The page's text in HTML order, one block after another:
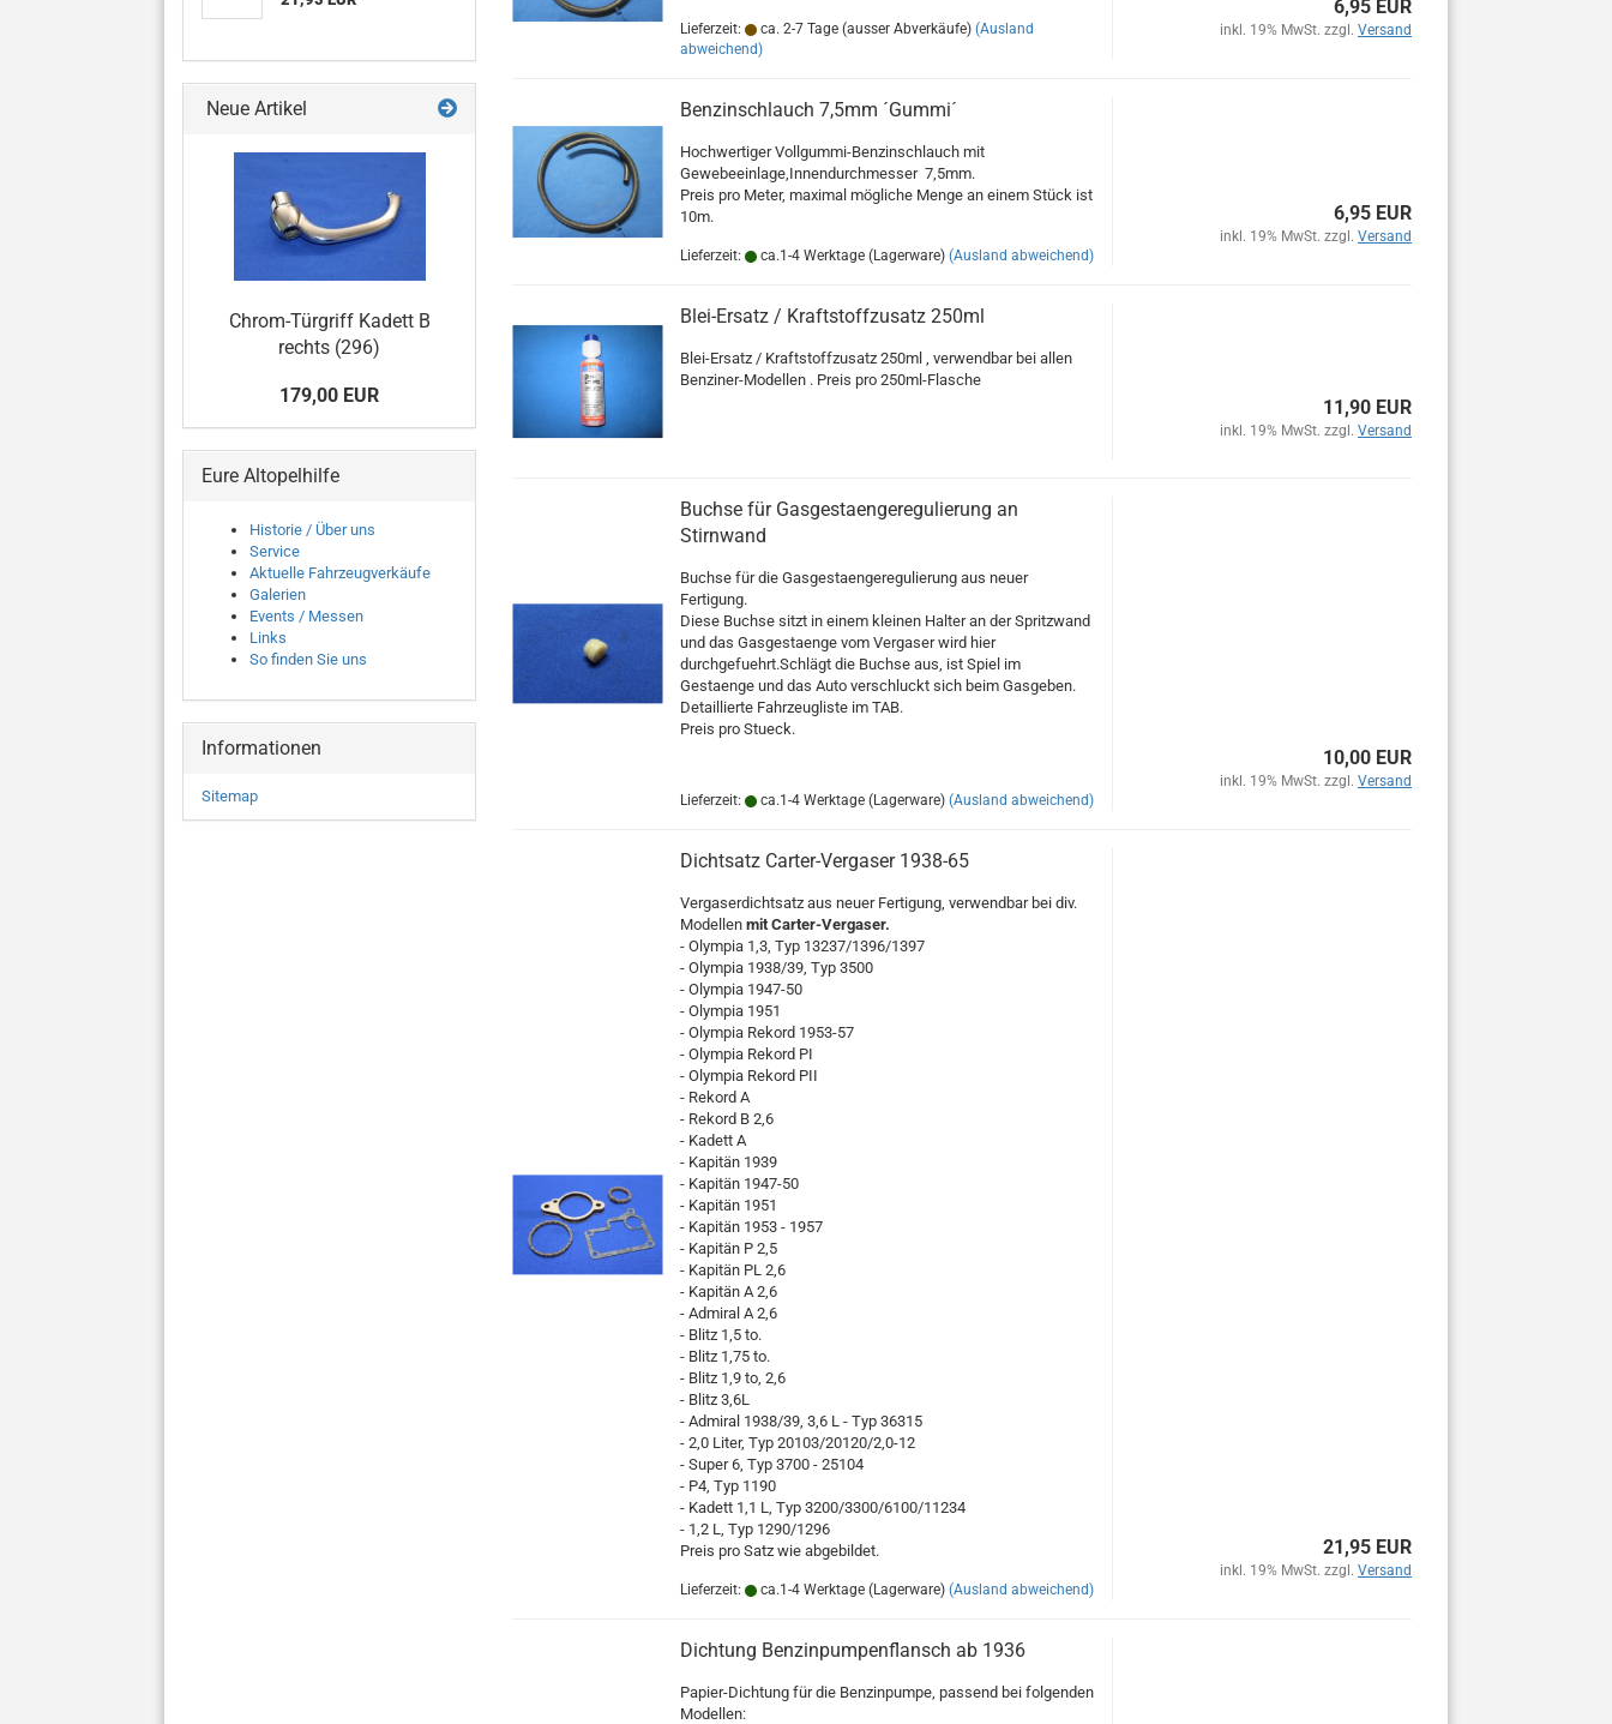
Lieferzeit: ca. 2-7 Tage (ausser Abverkäufe) (Ausland
abweichend)
6,95 EUR
inkl. 19% MwSt. zzgl. Versand
Benzinschlauch 7,5mm ´Gummi´
Hochwertiger Vollgummi-Benzinschlauch mit
Gewebeeinlage,Innendurchmesser 7,5mm.
Preis pro Meter, maximal mögliche Menge an einem Stück ist
10m.
Lieferzeit: ca.1-4 Werktage (Lagerware) (Ausland abweichend)
6,95 EUR
inkl. 19% MwSt. zzgl. Versand
Blei-Ersatz / Kraftstoffzusatz 250ml
Blei-Ersatz / Kraftstoffzusatz 250ml , verwendbar bei allen
Benziner-Modellen . Preis pro 250ml-Flasche
11,90 EUR
inkl. 19% MwSt. zzgl. Versand
Buchse für Gasgestaengeregulierung an
Stirnwand
Buchse für die Gasgestaengeregulierung aus neuer
Fertigung.
Diese Buchse sitzt in einem kleinen Halter an der Spritzwand
und das Gasgestaenge vom Vergaser wird hier
durchgefuehrt.Schlägt die Buchse aus, ist Spiel im
Gestaenge und das Auto verschluckt sich beim Gasgeben.
Detaillierte Fahrzeugliste im TAB.
Preis pro Stueck.
Lieferzeit: ca.1-4 Werktage (Lagerware) (Ausland abweichend)
10,00 EUR
inkl. 19% MwSt. zzgl. Versand
Dichtsatz Carter-Vergaser 1938-65
Vergaserdichtsatz aus neuer Fertigung, verwendbar bei div.
Modellen mit Carter-Vergaser.
- Olympia 1,3, Typ 13237/1396/1397
- Olympia 1938/39, Typ 3500
- Olympia 1947-50
- Olympia 1951
- Olympia Rekord 1953-57
- Olympia Rekord PI
- Olympia Rekord PII
- Rekord A
- Rekord B 2,6
- Kadett A
- Kapitän 1939
- Kapitän 1947-50
- Kapitän 1951
- Kapitän 1953 - 1957
- Kapitän P 2,5
- Kapitän PL 2,6
- Kapitän A 2,6
- Admiral A 2,6
- Blitz 1,5 to.
- Blitz 1,75 to.
- Blitz 1,9 to, 2,6
- Blitz 3,6L
- Admiral 1938/39, 3,6 L - Typ 36315
- 2,0 Liter, Typ 20103/20120/2,0-12
- Super 6, Typ 3700 - 25104
- P4, Typ 1190
- Kadett 1,1 L, Typ 3200/3300/6100/11234
- 1,2 L, Typ 1290/1296
Preis pro Satz wie abgebildet.
Lieferzeit: ca.1-4 Werktage (Lagerware) (Ausland abweichend)
21,95 EUR
inkl. 19% MwSt. zzgl. Versand
Dichtung Benzinpumpenflansch ab 1936
Papier-Dichtung für die Benzinpumpe, passend bei folgenden
Modellen:
Neue Artikel
Chrom-Türgriff Kadett B
rechts (296)
179,00 EUR
Eure Altopelhilfe
Historie / Über uns
Service
Aktuelle Fahrzeugverkäufe
Galerien
Events / Messen
Links
So finden Sie uns
Informationen
Sitemap